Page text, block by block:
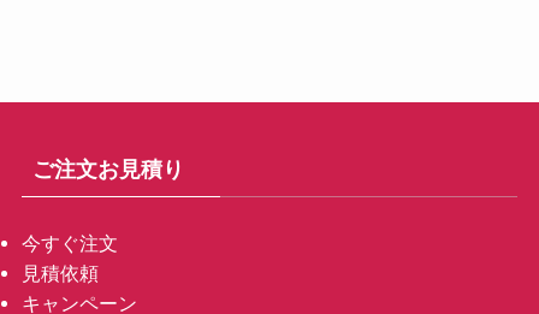
ご注文お見積り
今すぐ注文
見積依頼
キャンペーン